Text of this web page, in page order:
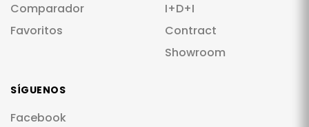
Comparador
Favoritos
I+D+I
Contract
Showroom
SÍGUENOS
Facebook